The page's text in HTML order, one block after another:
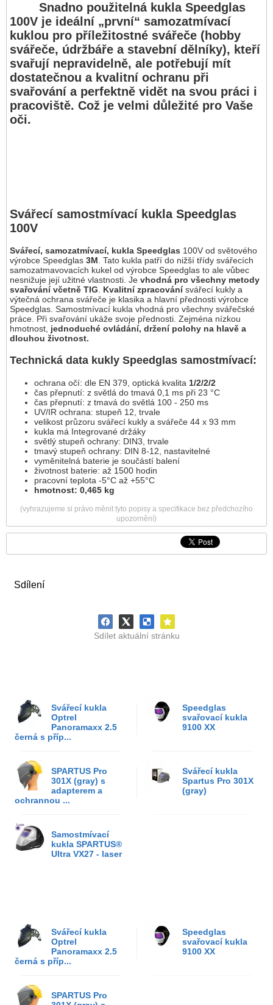
Sdílení
Sdílet aktuální stránku
Svářecí kukla
Optrel
Panoramaxx 2.5
černá s příp...
Speedglas
svařovací kukla
9100 XX
SPARTUS Pro
301X (gray) s
adapterem a
ochrannou ...
Svářecí kukla
Spartus Pro 301X
(gray)
Samostmívací
kukla SPARTUS®
Ultra VX27 - laser
Svářecí kukla
Optrel
Panoramaxx 2.5
černá s příp...
Speedglas
svařovací kukla
9100 XX
SPARTUS Pro
Snadno použitelná kukla Speedglas
100V je ideální „první“ samozatmívací
kuklou pro příležitostné svářeče (hobby
svářeče, údržbáře a stavební dělníky), kteří
svařují nepravidelně, ale potřebují mít
dostatečnou a kvalitní ochranu při
svařování a perfektně vidět na svou práci i
pracoviště. Což je velmi důležité pro Vaše
oči.
Svářecí samostmívací kukla Speedglas
100V
Svářecí, samozatmívací, kukla Speedglas 100V od světového
výrobce Speedglas 3M . Tato kukla patří do nižší třídy svářecích
samozatmavovacích kukel od výrobce Speedglas to ale vůbec
nesnižuje její užitné vlastnosti. Je vhodná pro všechny metody
svařování včetně TIG
Kvalitní zpracovánísvářecí kukly a
výtečná ochrana svářeče je klasika a hlavní přednosti výrobce
Speedglas. Samostmívací kukla vhodná pro všechny svářečské
práce. Při svařování ukáže svoje přednosti. Zejména nízkou
hmotnost, jednoduché ovládání, držení polohy na hlavě a
dlouhou životnost.
Technická data kukly Speedglas samostmívací:
ochrana očí: dle EN 379, optická kvalita 1/2/2/2
čas přepnutí: z světlá do tmavá 0,1 ms při 23 °C
čas přepnutí: z tmavá do světlá 100 - 250 ms
UV/IR ochrana: stupeň 12, trvale
velikost průzoru svářecí kukly a svářeče 44 x 93 mm
kukla má Integrované držáky
světlý stupeň ochrany: DIN3, trvale
tmavý stupeň ochrany: DIN 8-12, nastavitelné
vyměnitelná baterie je součástí balení
životnost baterie: až 1500 hodin
pracovní teplota -5°C až +55°C
hmotnost: 0,465 kg
(vyhrazujeme si právo měnit tyto popisy a specifikace bez předchozího
upozornění)